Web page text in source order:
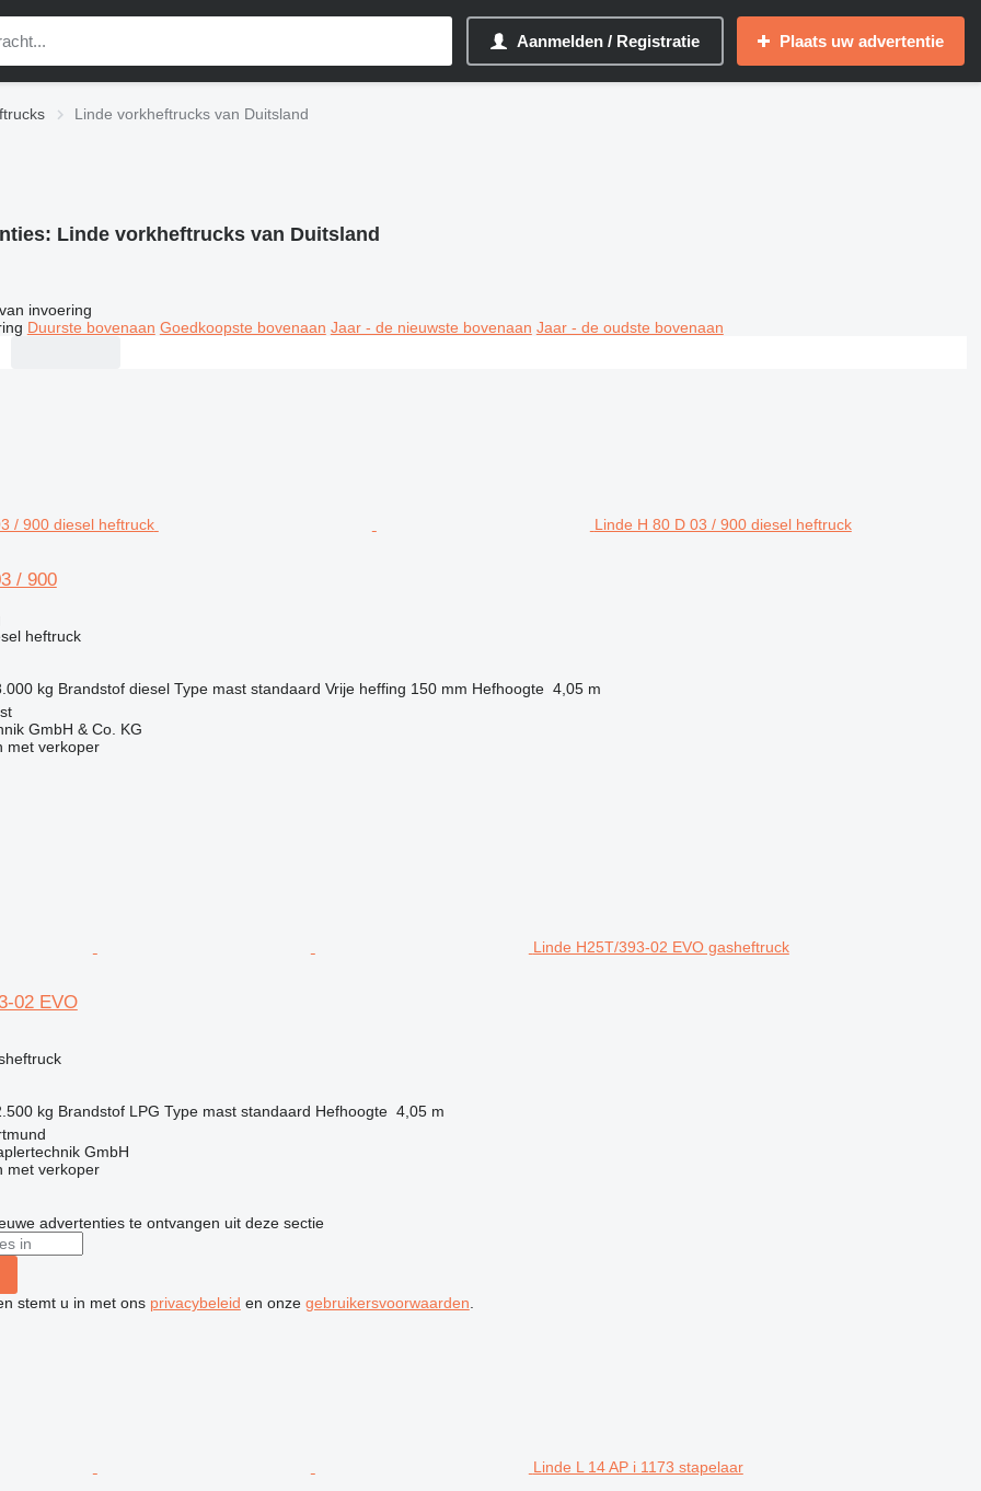
Aanmelden / Registratie Plaats uw advertentie
Linde vorkheftrucks van Duitsland
Linde vorkheftrucks van Duitsland
invoering
Duurste bovenaan Goedkoopste bovenaan Jaar - de nieuwste bovenaan Jaar - de oudste bovenaan
Linde H 80 D 03 / 900 diesel heftruck
/ 900
heftruck
kg Brandstof diesel Type mast standaard Vrije heffing 150 mm Hefhoogte 4,05 m
GmbH & Co. KG
met verkoper
Linde H25T/393-02 EVO gasheftruck
02 EVO
kg Brandstof LPG Type mast standaard Hefhoogte 4,05 m
GmbH
met verkoper
advertenties te ontvangen uit deze sectie
stemt u in met ons privacybeleid en onze gebruikersvoorwaarden
Linde L 14 AP i 1173 stapelaar